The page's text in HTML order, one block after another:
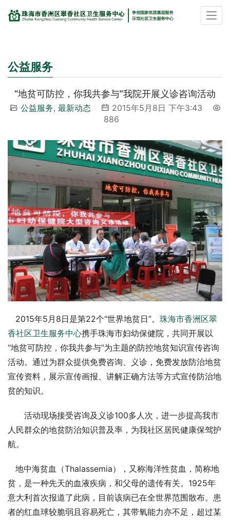
公益服务
“地贫可防控，你我共参与”我院开展义诊咨询活动
公益服务, 最新动态
2015年5月8日 下午3:43
886
2015年5月8日是第22个“世界地贫日”。 珠海市香洲区翠
香社区卫生服务中心携手珠海市妇幼保健院，共同开展以
“地贫可防控，你我共参与”为主题的防控地贫知识宣传咨询
活动。通过为群众提供免费咨询、义诊，免费发放防治地贫
宣传资料，展示宣传画报、讲解正确方法等方式宣传防治地
贫的知识。
活动现场接受咨询及义诊100多人次，进一步提高我市
人民群众的地贫防治知识普及率，为我社区居民健康保驾护
航。
地中海贫血（Thalassemia），又称海洋性贫血，简称地
贫，是一种先天的血液疾病，和父母的遗传有关。1925年
意大利首次报道了此病，目前该病已在全世界范围散布。患
者的红血球较脆弱且容易死亡，其带氧能力亦不足，超过某